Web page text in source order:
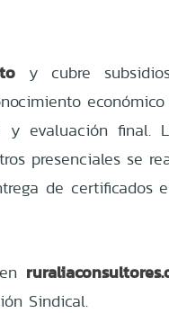
y cubre
y evaluación final.
presenciales se
de certificados
Sindical.